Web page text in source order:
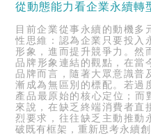
從動態能力看企業永續轉
目前企業從事永續的動機多
性思維：認為企業只要投入
形象，進而提升競爭力。然
品牌形象連結的觀點，在當
品牌而言，隨著大眾意識普
漸成為無區別的標配。若過
產品最原始的核心定位；而
來說，在缺乏終端消費者直
烈要求，往往缺乏主動推動
破既有框架，重新思考永續創